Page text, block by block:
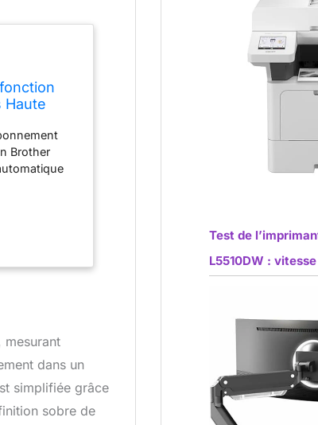
Haute
Brother
4,5 cm
6 000
3 ans incluse
mesurant
dans un
simplifiée grâce
sobre de
Test de
L5510DW :